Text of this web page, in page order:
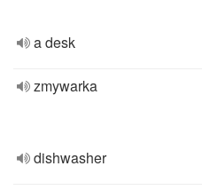
a desk
zmywarka
dishwasher